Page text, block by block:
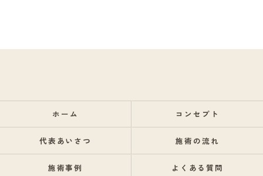
ホーム コンセプト
代表あいさつ 施術の流れ
施術事例 よくある質問